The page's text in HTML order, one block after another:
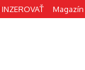
INZEROVAŤ